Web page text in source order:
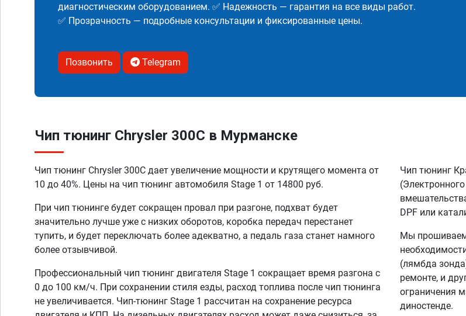
диагностическим оборудованием. ✅ Надежность — гарантия на все виды работ.
✅ Прозрачность — подробные консультации и фиксированные цены.
Позвонить Telegram
Чип тюнинг Chrysler 300C в Мурманске
Чип тюнинг Chrysler 300C дает увеличение мощности и крутящего момента от
10 до 40%. Цены на чип тюнинг автомобиля Stage 1 от 14800 руб.
При чип тюнинге будет сокращен провал при разгоне, подхват будет
значительно лучше уже с низких оборотов, коробка передач перестанет
тупить, и будет переключать более адекватно, а педаль газа станет намного
более отзывчивой.
Профессиональный чип тюнинг двигателя Stage 1 сокращает время разгона с
0 до 100 км/ч. При сохранении стиля езды, расход топлива после чип тюнинга
не увеличивается. Чип-тюнинг Stage 1 рассчитан на сохранение ресурса
Чип тюнинг
DPF или
Мы прошиваем
(лямбда
ремонте, и
ограничения
диностенде.